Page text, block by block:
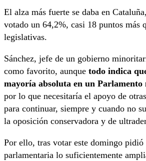
El alza más fuerte se daba en
votado un 64,2%, casi 18 puntos más
legislativas.
Sánchez, jefe de un gobierno
como favorito, aunque todo indica
mayoría absoluta en un
por lo que necesitaría el apoyo de
para continuar, siempre y cuando no
la oposición conservadora y de
Por ello, tras votar este domingo pidió
parlamentaria lo suficientemente